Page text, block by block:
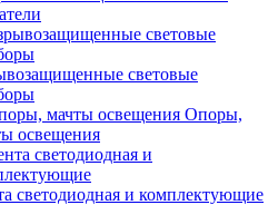
световые
Опоры,
освещения
светодиодная и комплектующие